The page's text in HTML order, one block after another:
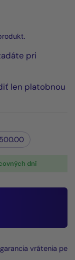
pri
len platobnou
dní
vrátenia peňazí